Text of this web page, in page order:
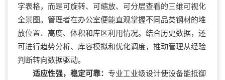
字表格，而是可旋转、可缩放、可分层查看的三维可视化
全景图。管理者在办公室便能直观掌握不同品类钢材的堆
放位置、高度、体积和库区利用情况。结合历史数据，还
可进行趋势分析、库容模拟和优化调度，推动管理从经验
判断转向数据驱动。
适应性强，稳定可靠： 专业工业级设计使设备能抵御